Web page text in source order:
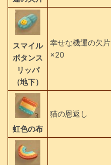
スマイル
ボタンス
リッパ
（地下）
幸せな機運の欠片
×20
虹色の布
猫の恩返し